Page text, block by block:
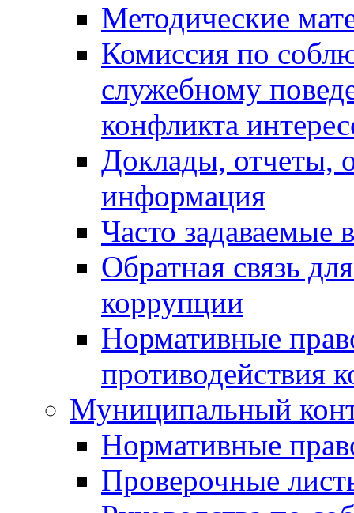
Методические
Комиссия по
служебному
конфликта
Доклады, отчеты,
информация
Часто задаваемые
Обратная связь
коррупции
Нормативные
противодействия
Муниципальный
Нормативные
Проверочные